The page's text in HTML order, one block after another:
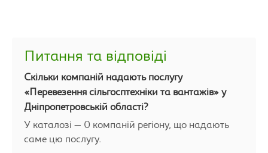
Питання та відповіді
Скільки компаній надають послугу
«Перевезення сільгосптехніки та вантажів» у
Дніпропетровській області?
У каталозі — 0 компаній регіону, що надають
саме цю послугу.